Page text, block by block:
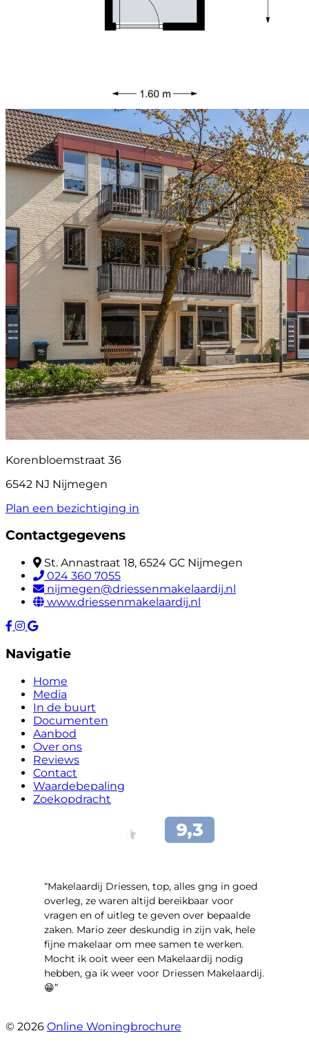
Korenbloemstraat 36
6542 NJ Nijmegen
Plan een bezichtiging in
Contactgegevens
St. Annastraat 18, 6524 GC Nijmegen
024 360 7055
nijmegen@driessenmakelaardij.nl
www.driessenmakelaardij.nl
Navigatie
Home
Media
In de buurt
Documenten
Aanbod
Over ons
Reviews
Contact
Waardebepaling
Zoekopdracht
“Makelaardij Driessen, top, alles gng in goed
overleg, ze waren altijd bereikbaar voor
vragen en of uitleg te geven over bepaalde
zaken. Mario zeer deskundig in zijn vak, hele
fijne makelaar om mee samen te werken.
Mocht ik ooit weer een Makelaardij nodig
hebben, ga ik weer voor Driessen Makelaardij.
😁”
© 2026 Online Woningbrochure